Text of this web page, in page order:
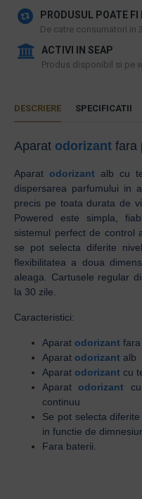
PRODUSUL POATE FI
De catre consumatori in
ACTIVI IN SEAP
Produs disponibil si pe
DESCRIERE SPECIFICATII
Aparat odorizant fara
Aparat odorizant alb cu
dispersarea parfumului in
precis pe toata durata de
Powered este simpla,
sistemul perfect de control
se pot selecta diferite
flexibilitatea a doua
aleaga. Cartusele regular
la 30 zile.
Caracteristici:
Aparat odorizant
Aparat odorizant alb
Aparat odorizant cu
Aparatodorizant
continuu
Se pot selecta
in functie de
Fara baterii.